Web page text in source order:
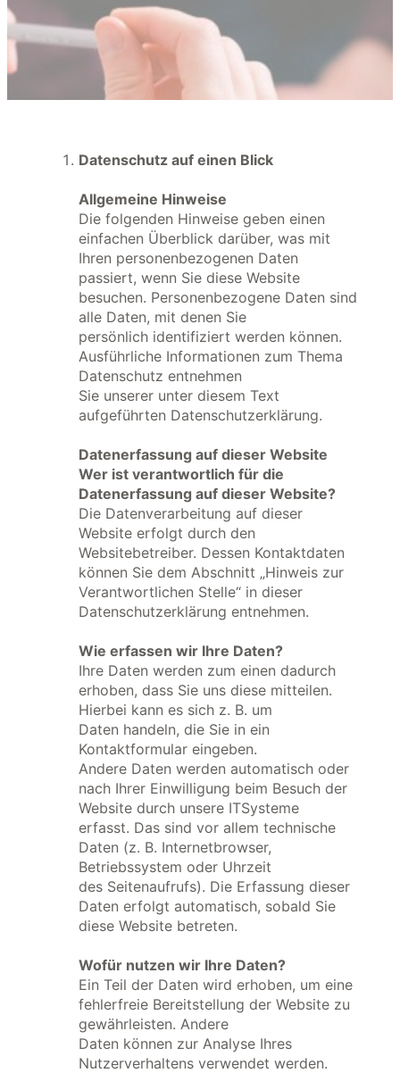
Datenschutz auf einen Blick
Allgemeine Hinweise
Die folgenden Hinweise geben einen
einfachen Überblick darüber, was mit
Ihren personenbezogenen Daten
passiert, wenn Sie diese Website
besuchen. Personenbezogene Daten sind
alle Daten, mit denen Sie
persönlich identifiziert werden können.
Ausführliche Informationen zum Thema
Datenschutz entnehmen
Sie unserer unter diesem Text
aufgeführten Datenschutzerklärung.
Datenerfassung auf dieser Website
Wer ist verantwortlich für die
Datenerfassung auf dieser Website?
Die Datenverarbeitung auf dieser
Website erfolgt durch den
Websitebetreiber. Dessen Kontaktdaten
können Sie dem Abschnitt „Hinweis zur
Verantwortlichen Stelle“ in dieser
Datenschutzerklärung entnehmen.
Wie erfassen wir Ihre Daten?
Ihre Daten werden zum einen dadurch
erhoben, dass Sie uns diese mitteilen.
Hierbei kann es sich z. B. um
Daten handeln, die Sie in ein
Kontaktformular eingeben.
Andere Daten werden automatisch oder
nach Ihrer Einwilligung beim Besuch der
Website durch unsere ITSysteme
erfasst. Das sind vor allem technische
Daten (z. B. Internetbrowser,
Betriebssystem oder Uhrzeit
des Seitenaufrufs). Die Erfassung dieser
Daten erfolgt automatisch, sobald Sie
diese Website betreten.
Wofür nutzen wir Ihre Daten?
Ein Teil der Daten wird erhoben, um eine
fehlerfreie Bereitstellung der Website zu
gewährleisten. Andere
Daten können zur Analyse Ihres
Nutzerverhaltens verwendet werden.